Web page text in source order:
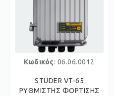
Κωδικός: 06.06.0012
STUDER VT-65
ΡΥΘΜΙΣΤΗΣ ΦΟΡΤΙΣΗΣ